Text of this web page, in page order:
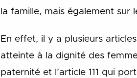
la famille, mais également
En effet, il y a plusieurs
atteinte à la dignité des
paternité et l’article 111 qui